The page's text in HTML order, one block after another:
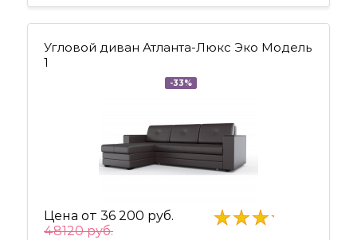
Угловой диван Атланта-Люкс Эко Модель
1
-33%
Цена от 36 200 руб.
48120 руб.